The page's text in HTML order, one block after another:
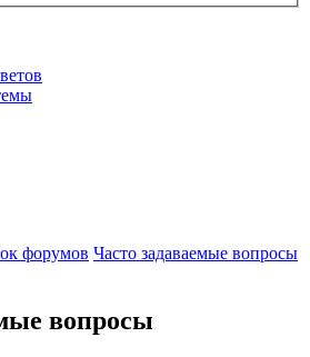
форумов Часто задаваемые вопросы
вопросы